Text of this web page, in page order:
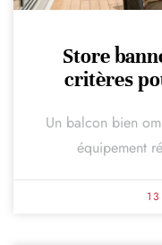
Store
critères
Un balcon bien
équipement